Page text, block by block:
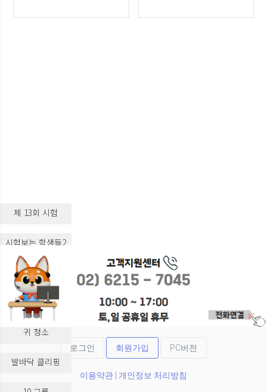
제 13회 시험
시험보는 학생들2
시험보는 학생들3
실습 교육
귀 청소
발바닥 클리핑
로그인 회원가입 PC버전
이용약관 개인정보 처리방침